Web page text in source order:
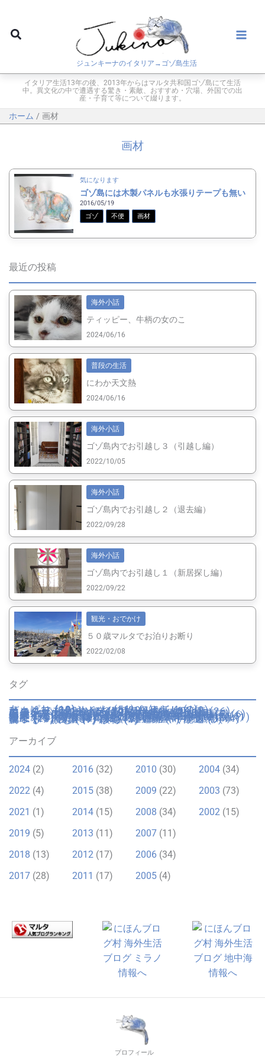
検
ジュンキーナのイタリア→ゴゾ島生活
イタリア生活13年の後、2013年からはマルタ共和国ゴゾ島にて生活
中。異文化の中で遭遇する驚き・素敵、おすすめ・穴場、外国での出
産・子育て等について綴ります。
ホーム 画材
画材
気になります
ゴゾ島には木製パネルも水張りテープも無い
2016/05/19
ゴゾ
不便 画材
最近の投稿
海外小話
ティッピー、牛柄の女のこ
2024/06/16
普段の生活
にわか天文熱
2024/06/16
海外小話
ゴゾ島内でお引越し３（引越し編）
2022/10/05
海外小話
ゴゾ島内でお引越し２（退去編）
2022/09/28
海外小話
ゴゾ島内でお引越し１（新居探し編）
2022/09/22
観光・おでかけ
５０歳マルタでお泊りお断り
2022/02/08
タグ
あっぱれ (13) いいね (51) お知らせ (1)
びっくり (32) もやもや (29) イギリス (9)
イタリア (222) イタリア妊婦生活 (34)
エンターテイメント (20) カトリック行事 (26)
カルチャー (20) ゴゾ (93) サイト (7)
ショップ (17) スペイン (1) トリュフ (3)
フランス (2) マルタ (42) ミュージアム (5)
不便 (11) 不動産 (7) 乗物・交通 (16) 仮装 (4)
伝統 (5) 便利 (10) 健康 (19) 回想録 (12) 園芸 (6)
夫のピー太郎 (9) 学校・教育 (24) 容姿 (6)
年末年始 (8) 引越し (11) 役所・警察 (3)
心が痛む (1) 思いふける (8) 成長 (16) 手続き (6)
日本 (10) 日本里帰り (20) 日用品 (2) 時間 (2)
歴史 (7) 歴史的建造物 (8) 気候 (25) 海 (13) 湖 (1)
溜息 (19) 物価 (11) 猫 (12) 画材 (1) 病院 (19)
祝う (21) 穴場 (4) 自動車運転免許 (4) 自然 (14)
菓子 (13) 言語 (9) 跡地 (3) 遺跡 (1) 配送 (5)
食べる・飲む (37) 骸骨 (1)
アーカイブ
2024 (2)
2022 (4)
2021 (1)
2019 (5)
2018 (13)
2017 (28)
2016 (32)
2015 (38)
2014 (15)
2013 (11)
2012 (17)
2011 (17)
2010 (30)
2009 (22)
2008 (34)
2007 (11)
2006 (34)
2005 (4)
2004 (34)
2003 (73)
2002 (15)
プロフィール